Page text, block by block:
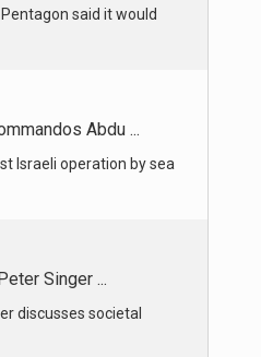
Abdu ...
Singer ...
at ...